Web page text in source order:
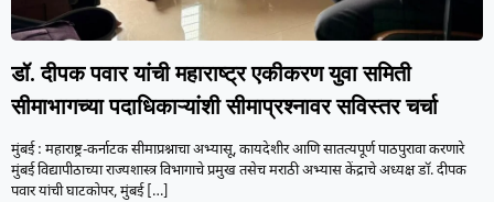
डॉ. दीपक पवार यांची महाराष्ट्र एकीकरण युवा समिती
सीमाभागच्या पदाधिकाऱ्यांशी सीमाप्रश्नावर सविस्तर चर्चा
मुंबई : महाराष्ट्र-कर्नाटक सीमाप्रश्नाचा अभ्यासू, कायदेशीर आणि सातत्यपूर्ण पाठपुरावा करणारे
मुंबई विद्यापीठाच्या राज्यशास्त्र विभागाचे प्रमुख तसेच मराठी अभ्यास केंद्राचे अध्यक्ष डॉ. दीपक
पवार यांची घाटकोपर, मुंबई[…]